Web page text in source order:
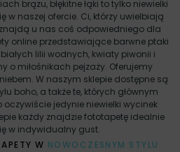
brązu, błękitne łąki to tylko niewielki
w naszej ofercie. Ci, którzy uwielbiają
u nas coś odpowiedniego dla
online przedstawiające barwne ptaki
lilii wodnych, kwiaty piwonii i
o miłośnikach pejzaży. Oferujemy
W naszym sklepie dostępne są
boho, a także te, których głównym
oczywiście jedynie niewielki wycinek
każdy znajdzie fototapetę idealnie
w indywidualny gust.
W NOWOCZESNYM STYLU